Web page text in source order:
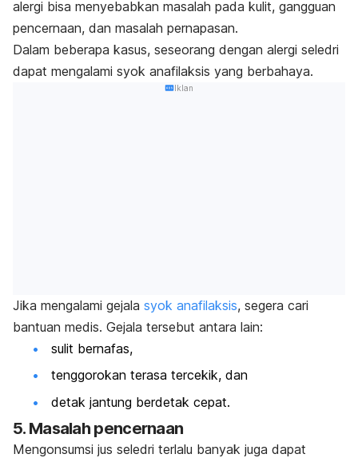
alergi bisa menyebabkan masalah pada kulit, gangguan
pencernaan, dan masalah pernapasan.
Dalam beberapa kasus, seseorang dengan alergi seledri
dapat mengalami syok anafilaksis yang berbahaya.
Iklan
Jika mengalami gejala syok anafilaksis, segera cari
bantuan medis. Gejala tersebut antara lain:
sulit bernafas,
tenggorokan terasa tercekik, dan
detak jantung berdetak cepat.
5. Masalah pencernaan
Mengonsumsi jus seledri terlalu banyak juga dapat